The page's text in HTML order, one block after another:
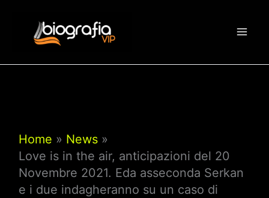
contenuto
Home
News
Love is in the air, anticipazioni del 20
Novembre 2021. Eda asseconda Serkan
e i due indagheranno su un caso di